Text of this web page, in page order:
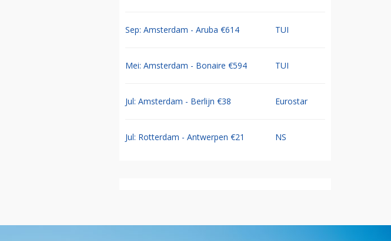
Sep: Amsterdam - Aruba €614 TUI
Mei: Amsterdam - Bonaire €594 TUI
Jul: Amsterdam - Berlijn €38 Eurostar
Jul: Rotterdam - Antwerpen €21 NS